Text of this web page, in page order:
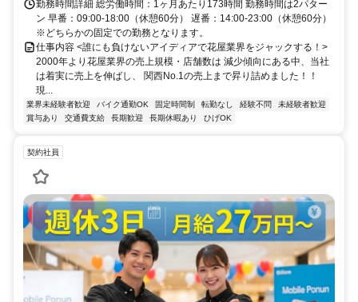
勤務時間詳細 総労働時間：1ヶ月あたり173時間 勤務時間は2パター
ン 早番：09:00-18:00（休憩60分） 遅番：14:00-23:00（休憩60分）
※どちらかの固定での勤務となります。
仕事内容 <誰にも負けないアイディアで花屋業界をジャックする！>
2000年より花屋業界の売上規模・店舗数は 減少傾向にある中、当社
は着実に売上を伸ばし、 関西No.1の売上まで昇り詰めました！！
現...
業界未経験者歓迎 バイク通勤OK 固定時間制 転勤なし 経験不問
未経験者歓迎
賞与あり
交通費支給 長期歓迎 長期休暇あり ひげOK
契約社員